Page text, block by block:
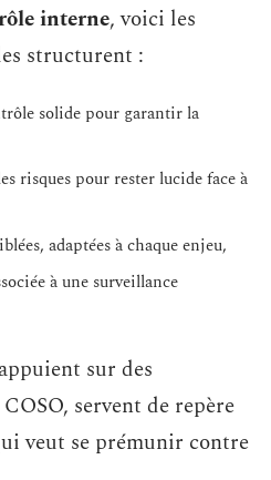
interne, voici les
structurent :
solide pour garantir la
risques pour rester lucide face à
adaptées à chaque enjeu,
à une surveillance
sur des
servent de repère
veut se prémunir contre